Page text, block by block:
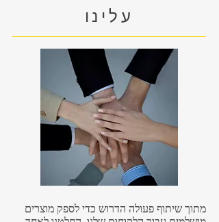
עלינו
מתוך שיתוף פעולה הדרוש כדי לספק מוצרים